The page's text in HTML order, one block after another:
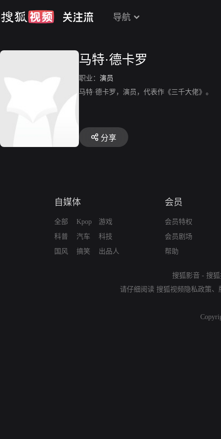
导航
马特·德卡罗
职业： 演员
马特·德卡罗，演员，代表作《三千大佬》。
分享
自媒体
全部
科普
国风
Kpop
汽车
搞笑
游戏
科技
出品人
会员
会员特权
会员剧场
帮助
搜狐影音 - 搜
请仔细阅读 搜狐视频隐私政策、